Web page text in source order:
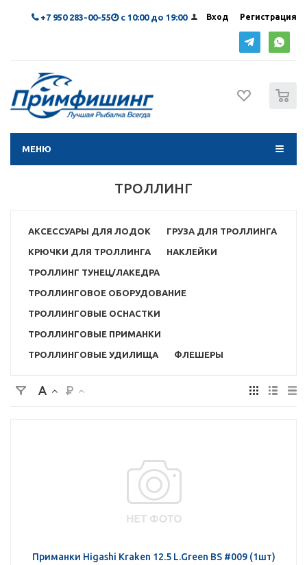
Вход Регистрация
+7 950 283-00-55 с 10:00 до 19:00
МЕНЮ
ТРОЛЛИНГ
АКСЕССУАРЫ ДЛЯ ЛОДОК ГРУЗА ДЛЯ ТРОЛЛИНГА
КРЮЧКИ ДЛЯ ТРОЛЛИНГА НАКЛЕЙКИ
ТРОЛЛИНГ ТУНЕЦ/ЛАКЕДРА
ТРОЛЛИНГОВОЕ ОБОРУДОВАНИЕ
ТРОЛЛИНГОВЫЕ ОСНАСТКИ
ТРОЛЛИНГОВЫЕ ПРИМАНКИ
ТРОЛЛИНГОВЫЕ УДИЛИЩА ФЛЕШЕРЫ
Приманки Higashi Kraken 12.5 L.Green BS #009 (1шт)